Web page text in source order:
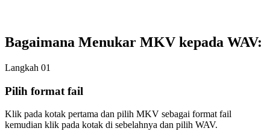
Bagaimana Menukar MKV kepada WAV:
Langkah 01
Pilih format fail
Klik pada kotak pertama dan pilih MKV sebagai format fail
kemudian klik pada kotak di sebelahnya dan pilih WAV.